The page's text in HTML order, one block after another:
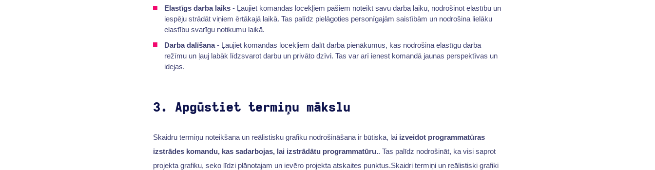
Elastīgs darba laiks- Ļaujiet komandas locekļiem pašiem noteikt savu darba laiku, nodrošinot elastību un
iespēju strādāt viņiem ērtākajā laikā. Tas palīdz pielāgoties personīgajām saistībām un nodrošina lielāku
elastību svarīgu notikumu laikā.
Darba dalīšana- Ļaujiet komandas locekļiem dalīt darba pienākumus, kas nodrošina elastīgu darba
režīmu un ļauj labāk līdzsvarot darbu un privāto dzīvi. Tas var arī ienest komandā jaunas perspektīvas un
idejas.
3. Apgūstiet termiņu mākslu
Skaidru termiņu noteikšana un reālistisku grafiku nodrošināšana ir būtiska, lai izveidot programmatūras
izstrādes komandu, kas sadarbojas, lai izstrādātu programmatūru.. Tas palīdz nodrošināt, ka visi saprot
projekta grafiku, seko līdzi plānotajam un ievēro projekta atskaites punktus.Skaidri termiņi un reālistiski grafiki